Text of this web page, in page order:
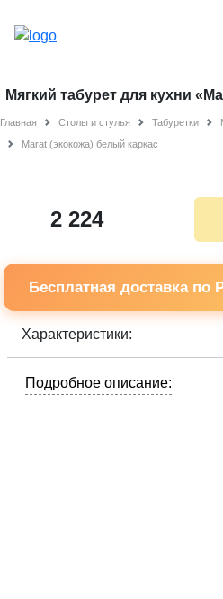
Мягкий табурет для кухни
Главная Столы и стулья Табуретки
Marat (экокожа) белый каркас
2 224
Бесплатная доставка по
Характеристики:
Подробное описание: